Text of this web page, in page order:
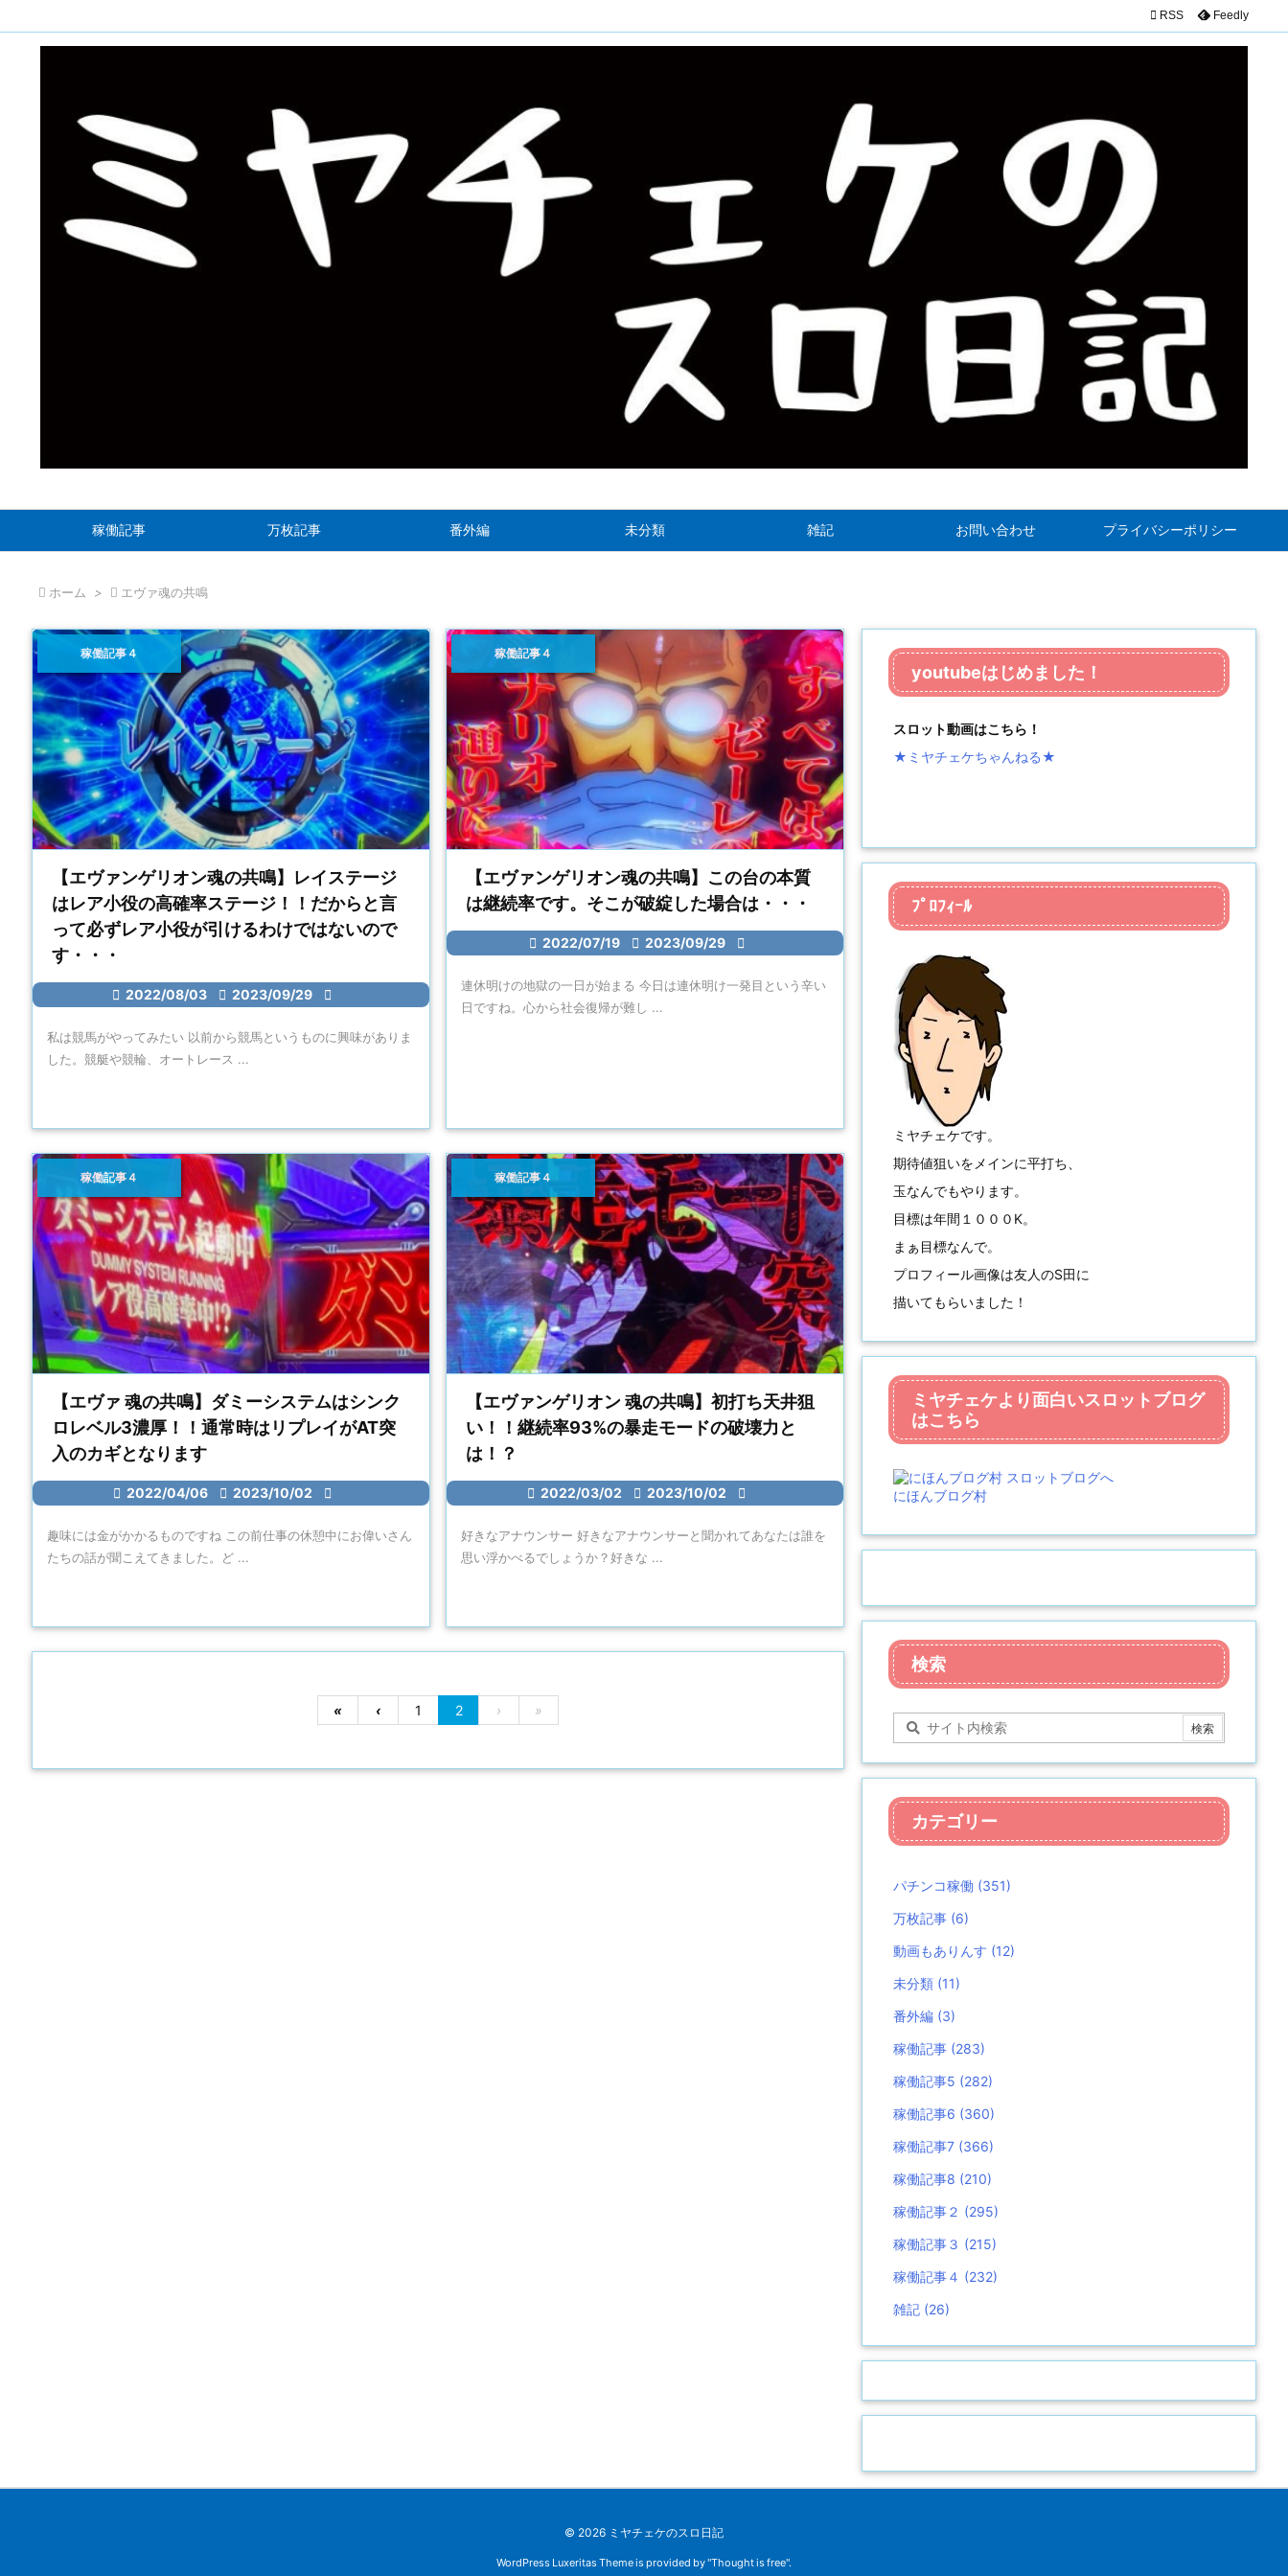
稼働記事 万枚記事 番外編 未分類 雑記 お問い合わせ プライバシーポリシー
 RSS Feedly
 ホーム >  エヴァ魂の共鳴
【エヴァンゲリオン魂の共鳴】レイステージ
はレア小役の高確率ステージ！！だからと言
って必ずレア小役が引けるわけではないので
す・・・
 2022/08/03  2023/09/29 
稼働記事４
私は競馬がやってみたい 以前から競馬というものに興味がありま
した。競艇や競輪、オートレース ...
【エヴァンゲリオン魂の共鳴】この台の本質
は継続率です。そこが破綻した場合は・・・
 2022/07/19  2023/09/29 
稼働記事４
連休明けの地獄の一日が始まる 今日は連休明け一発目という辛い
日ですね。心から社会復帰が難し ...
【エヴァ 魂の共鳴】ダミーシステムはシンク
ロレベル3濃厚！！通常時はリプレイがAT突
入のカギとなります
 2022/04/06  2023/10/02 
稼働記事４
趣味には金がかかるものですね この前仕事の休憩中にお偉いさん
たちの話が聞こえてきました。ど ...
【エヴァンゲリオン 魂の共鳴】初打ち天井狙
い！！継続率93%の暴走モードの破壊力と
は！？
 2022/03/02  2023/10/02 
稼働記事４
好きなアナウンサー 好きなアナウンサーと聞かれてあなたは誰を
思い浮かべるでしょうか？好きな ...
« ‹ 1 2 › »
youtubeはじめました！
スロット動画はこちら！
★ミヤチェケちゃんねる★
ﾌﾟﾛﾌｨｰﾙ
ミヤチェケです。
期待値狙いをメインに平打ち、
玉なんでもやります。
目標は年間１０００K。
まぁ目標なんで。
プロフィール画像は友人のS田に
描いてもらいました！
ミヤチェケより面白いスロットブログ
はこちら
にほんブログ村
検索
カテゴリー
パチンコ稼働 (351)
万枚記事 (6)
動画もありんす (12)
未分類 (11)
番外編 (3)
稼働記事 (283)
稼働記事5 (282)
稼働記事6 (360)
稼働記事7 (366)
稼働記事8 (210)
稼働記事２ (295)
稼働記事３ (215)
稼働記事４ (232)
雑記 (26)
© 2026 ミヤチェケのスロ日記
WordPress Luxeritas Theme is provided by "Thought is free".